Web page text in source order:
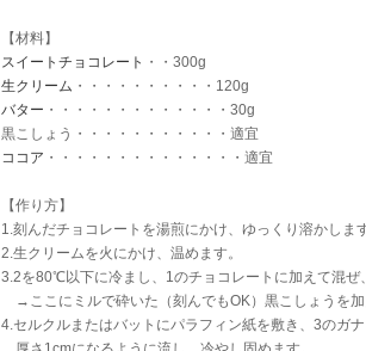
【材料】
スイートチョコレート ・・300g
生クリーム ・・・・・・・・・・120g
バター ・・・・・・・・・・・・・30g
黒こしょう・・・・・・・・・・・適宜
ココア ・・・・・・・・・・・・・・適宜
【作り方】
1.刻んだチョコレートを湯煎にかけ、ゆっくり溶かします
2.生クリームを火にかけ、温めます。
3.2を80℃以下に冷まし、1のチョコレートに加えて混ぜ
→ここにミルで砕いた（刻んでもOK）黒こしょうを加
4.セルクルまたはバットにパラフィン紙を敷き、3のガ